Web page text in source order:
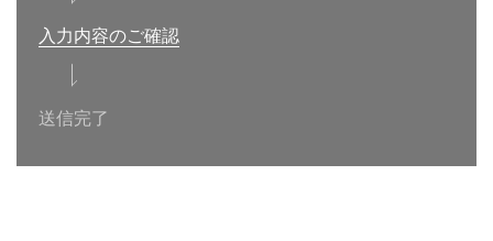
入力内容のご確認
送信完了